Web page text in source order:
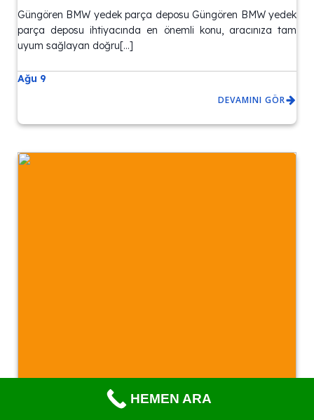
Güngören BMW yedek parça deposu Güngören BMW yedek
parça deposu ihtiyacında en önemli konu, aracınıza tam
uyum sağlayan doğru[…]
Ağu 9
DEVAMINI GÖR
HEMEN ARA